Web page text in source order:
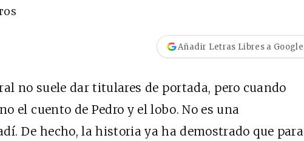
Añadir Letras Libres a Google
no suele dar titulares de portada, pero cuando
el cuento de Pedro y el lobo. No es una
De hecho, la historia ya ha demostrado que para